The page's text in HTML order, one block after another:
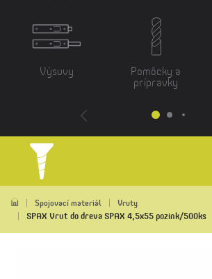
Výsuvy Pomôcky a
prípravky
Spojovací materiál Vruty
SPAX Vrut do dreva SPAX 4,5x55 pozink/500ks